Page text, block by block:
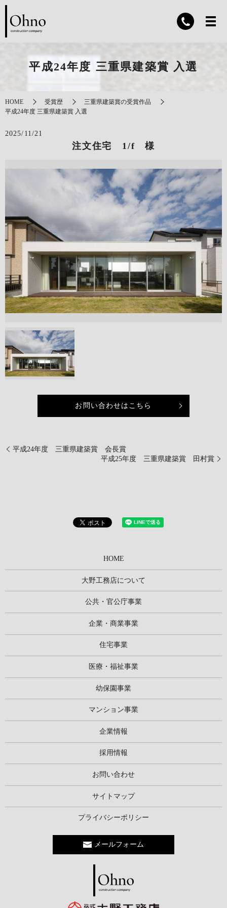
平成24年度 三重県建築賞 入選
HOME 受賞歴
三重県建築賞の受賞作品
平成24年度 三重県建築賞 入選
2025/11/21
注文住宅 1/f 様
お問い合わせはこちら
平成24年度 三重県建築賞 会長賞
平成25年度 三重県建築賞 田村賞
HOME
大野工務店について
公共・官公庁事業
企業・商業事業
住宅事業
医療・福祉事業
幼保園事業
マンション事業
企業情報
採用情報
お問い合わせ
サイトマップ
プライバシーポリシー
メールフォーム